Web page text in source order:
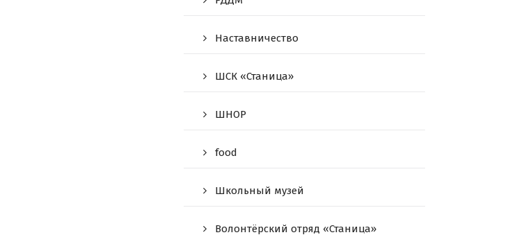
Наставничество
ШСК «Станица»
ШНОР
food
Школьный музей
Волонтёрский отряд «Станица»